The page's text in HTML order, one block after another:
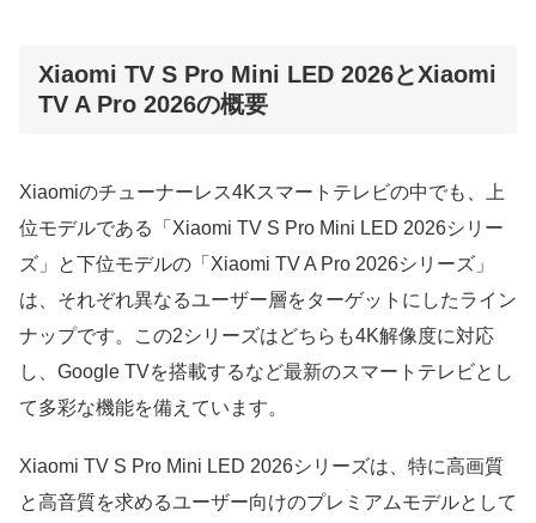
Xiaomi TV S Pro Mini LED 2026とXiaomi
TV A Pro 2026の概要
Xiaomiのチューナーレス4Kスマートテレビの中でも、上
位モデルである「Xiaomi TV S Pro Mini LED 2026シリー
ズ」と下位モデルの「Xiaomi TV A Pro 2026シリーズ」
は、それぞれ異なるユーザー層をターゲットにしたライン
ナップです。この2シリーズはどちらも4K解像度に対応
し、Google TVを搭載するなど最新のスマートテレビとし
て多彩な機能を備えています。
Xiaomi TV S Pro Mini LED 2026シリーズは、特に高画質
と高音質を求めるユーザー向けのプレミアムモデルとして